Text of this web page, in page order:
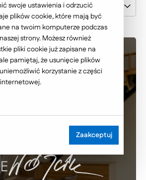
swoje ustawienia i odrzucić
plików cookie, które mają być
na twoim komputerze podczas
strony. Możesz również
pliki cookie już zapisane na
pamiętaj, że usunięcie plików
korzystanie z części
Zaakceptuj